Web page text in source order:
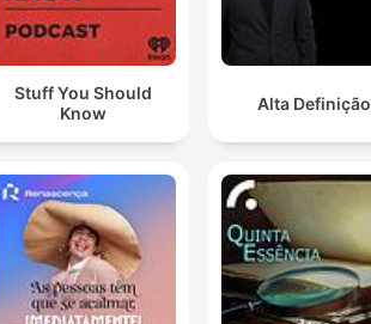
Stuff You Should
Know
Alta Definição